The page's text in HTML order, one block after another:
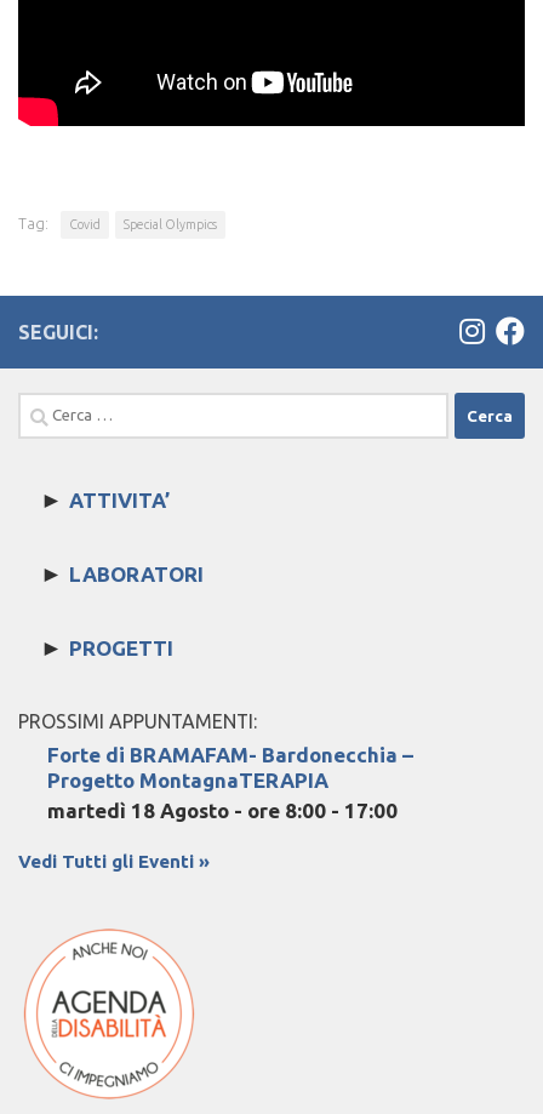
Tag: Covid Special Olympics
SEGUICI:
Ricerca
per:
► ATTIVITA’
► LABORATORI
► PROGETTI
PROSSIMI APPUNTAMENTI:
Forte di BRAMAFAM- Bardonecchia –
Progetto MontagnaTERAPIA
martedì 18 Agosto - ore 8:00 - 17:00
Vedi Tutti gli Eventi »